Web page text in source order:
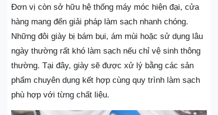
Đơn vị còn sở hữu hệ thống máy móc hiện đại, cửa
hàng mang đến giải pháp làm sạch nhanh chóng.
Những đôi giày bị bám bụi, ám mùi hoặc sử dụng lâu
ngày thường rất khó làm sạch nếu chỉ vệ sinh thông
thường. Tại đây, giày sẽ được xử lý bằng các sản
phẩm chuyên dụng kết hợp cùng quy trình làm sạch
phù hợp với từng chất liệu.